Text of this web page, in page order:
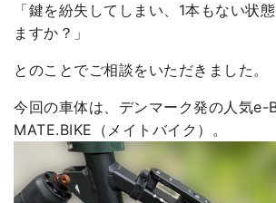
「鍵を紛失してしまい、1本もない状
ますか？」
とのことでご相談をいただきました。
今回の車体は、デンマーク発の人気e-
MATE.BIKE（メイトバイク）。